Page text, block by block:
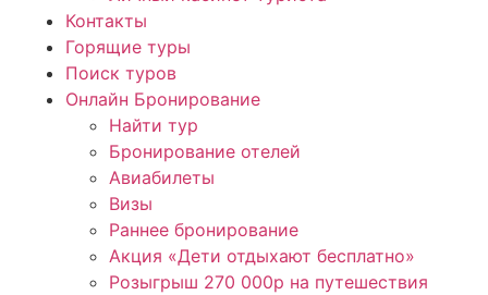
Контакты
Горящие туры
Поиск туров
Онлайн Бронирование
Найти тур
Бронирование отелей
Авиабилеты
Визы
Раннее бронирование
Акция «Дети отдыхают бесплатно»
Розыгрыш 270 000р на путешествия